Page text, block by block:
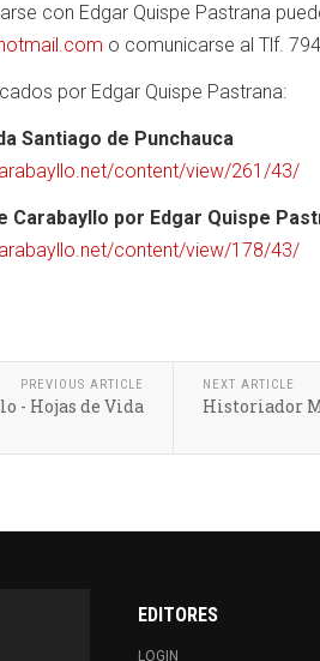
con Edgar Quispe Pastrana
o comunicarse al Tlf.
por Edgar Quispe Pastrana:
Santiago de Punchauca
content/view/261/43/
Carabayllo por Edgar Quispe
content/view/178/43/
PREVIOUS ARTICLE
- Hojas de Vida
NEXT ARTICLE
Historiador
EDITORES
LOGIN